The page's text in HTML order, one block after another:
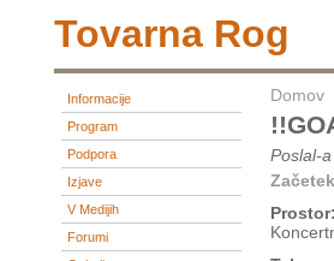
Tovarna Rog
Informacije
Program
Podpora
Izjave
V Medijih
Forumi
Domov
Poslal-a
Prostor: